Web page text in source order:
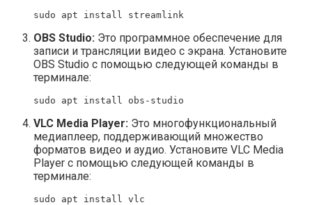
sudo apt install streamlink
OBS Studio: Это программное обеспечение для
записи и трансляции видео с экрана. Установите
OBS Studio с помощью следующей команды в
терминале:
sudo apt install obs-studio
VLC Media Player: Это многофункциональный
медиаплеер, поддерживающий множество
форматов видео и аудио. Установите VLC Media
Player с помощью следующей команды в
терминале:
sudo apt install vlc